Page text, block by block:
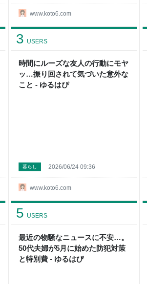
www.koto6.com
時間にルーズな友人の行動にモヤ
ッ…振り回されて気づいた意外な
こと - ゆるはぴ
3 USERS
www.koto6.com
暮らし 2026/06/24 09:36
最近の物騒なニュースに不安…。
50代夫婦が5月に始めた防犯対策
と特別費 - ゆるはぴ
5 USERS